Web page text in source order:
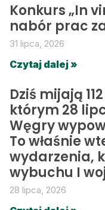
Konkurs „In
nabór prac
31 lipca, 2026
Czytaj dalej »
Dziś mijają
którym 28
Węgry
To właśnie
wydarzenia,
wybuchu I
28 lipca, 2026